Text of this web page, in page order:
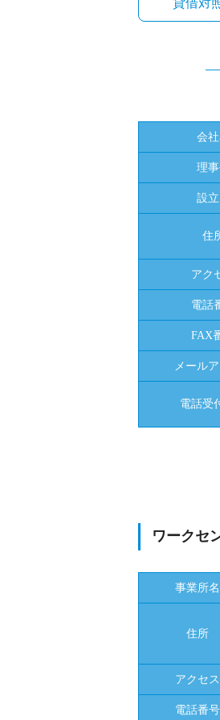
貸借対
会社
理
設立
住
アク
電話
FAX
メール
電話受
ワークセ
事業所名
住所
アクセス
電話番号